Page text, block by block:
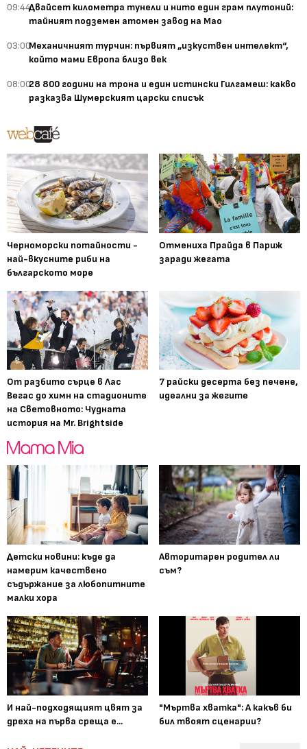
09:44Двайсет километра тунели и нито един грам плутоний:
тайният подземен атомен завод на Мао
03:00Механичният турчин: първият „изкуствен интелект“,
който мами Европа близо век
08:0028 800 години на трона и един истински Гилгамеш: какво
разказва Шумерският царски списък
Черноморски потайности -
най-вкусните риби на
българското море
Отмениха Прайда в Париж
заради жегата
От разбито сърце в Лас
Вегас до химн на стадионите
на Световното: Чудната
история на Mr. Brightside
7 райски десерта без печене,
идеални за жегите
Детски новини: къде да
намерим качествено
съдържание за любопитните
малки хора
Авторитарен родител ли
съм?
И най-подходящият цвят за
дреха на първа среща е...
"Мъртва хватка": А какъв би
бил твоят сценарии?